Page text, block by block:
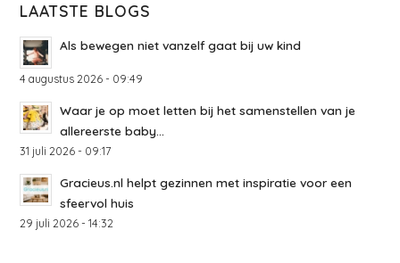
LAATSTE BLOGS
Als bewegen niet vanzelf gaat bij uw kind
4 augustus 2026 - 09:49
Waar je op moet letten bij het samenstellen van je
allereerste baby...
31 juli 2026 - 09:17
Gracieus.nl helpt gezinnen met inspiratie voor een
sfeervol huis
29 juli 2026 - 14:32